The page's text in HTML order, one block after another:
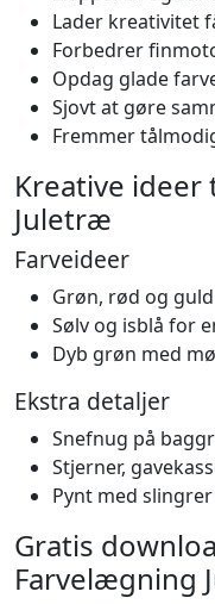
Lader kreativitet
Forbedrer
Opdag glade
Sjovt at gøre
Fremmer
Kreative
Juletræ
Farveideer
Grøn, rød og
Sølv og isblå for
Dyb grøn med
Ekstra detaljer
Snefnug på
Stjerner,
Pynt med
Gratis
Farvelægning